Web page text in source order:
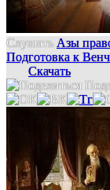
Слушать Азы
Подготовка к
Скачать